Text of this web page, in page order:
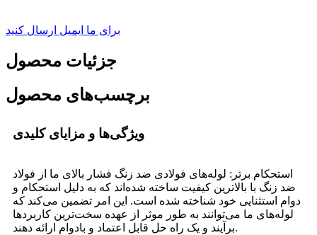
برای ما ایمیل ارسال کنید
جزئیات محصول
برچسب‌های محصول
ویژگی‌ها و مزایای کلیدی
استحکام برتر: لوله‌های فولادی ضد زنگ فشار بالای ما از فولاد
ضد زنگ با بالاترین کیفیت ساخته شده‌اند که به دلیل استحکام و
دوام استثنایی خود شناخته شده است. این امر تضمین می‌کند که
لوله‌های ما می‌توانند به طور موثر از عهده سخت‌ترین کاربردها
برآیند و یک راه حل قابل اعتماد و بادوام ارائه دهند.